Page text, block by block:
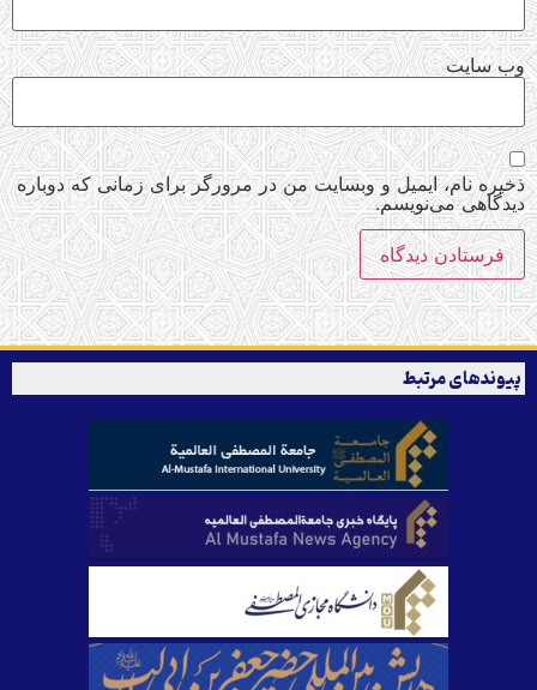
وب‌ سایت
ذخیره نام، ایمیل و وبسایت من در مرورگر برای زمانی که دوباره
دیدگاهی می‌نویسم.
پیوندهای مرتبط